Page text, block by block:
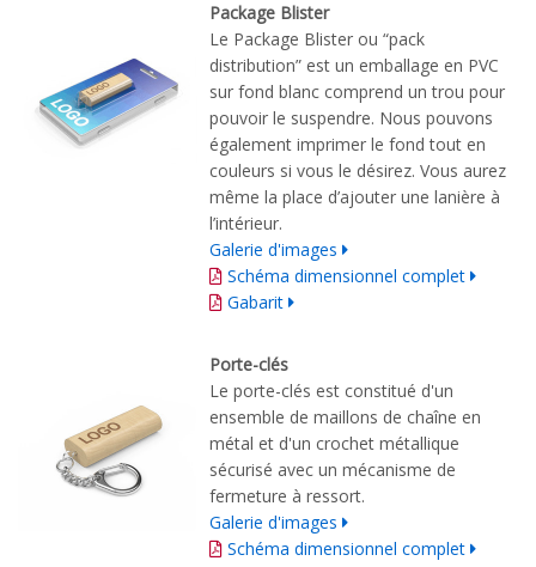
Package Blister
Le Package Blister ou “pack
distribution” est un emballage en PVC
sur fond blanc comprend un trou pour
pouvoir le suspendre. Nous pouvons
également imprimer le fond tout en
couleurs si vous le désirez. Vous aurez
même la place d’ajouter une lanière à
l’intérieur.
Galerie d'images
Schéma dimensionnel complet
Gabarit
Porte-clés
Le porte-clés est constitué d'un
ensemble de maillons de chaîne en
métal et d'un crochet métallique
sécurisé avec un mécanisme de
fermeture à ressort.
Galerie d'images
Schéma dimensionnel complet